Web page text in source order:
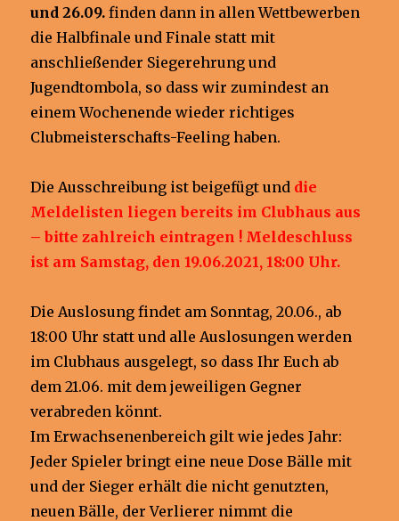
und 26.09. finden dann in allen Wettbewerben
die Halbfinale und Finale statt mit
anschließender Siegerehrung und
Jugendtombola, so dass wir zumindest an
einem Wochenende wieder richtiges
Clubmeisterschafts-Feeling haben.
Die Ausschreibung ist beigefügt und die
Meldelisten liegen bereits im Clubhaus aus
– bitte zahlreich eintragen ! Meldeschluss
ist am Samstag, den 19.06.2021, 18:00 Uhr.
Die Auslosung findet am Sonntag, 20.06., ab
18:00 Uhr statt und alle Auslosungen werden
im Clubhaus ausgelegt, so dass Ihr Euch ab
dem 21.06. mit dem jeweiligen Gegner
verabreden könnt.
Im Erwachsenenbereich gilt wie jedes Jahr:
Jeder Spieler bringt eine neue Dose Bälle mit
und der Sieger erhält die nicht genutzten,
neuen Bälle, der Verlierer nimmt die